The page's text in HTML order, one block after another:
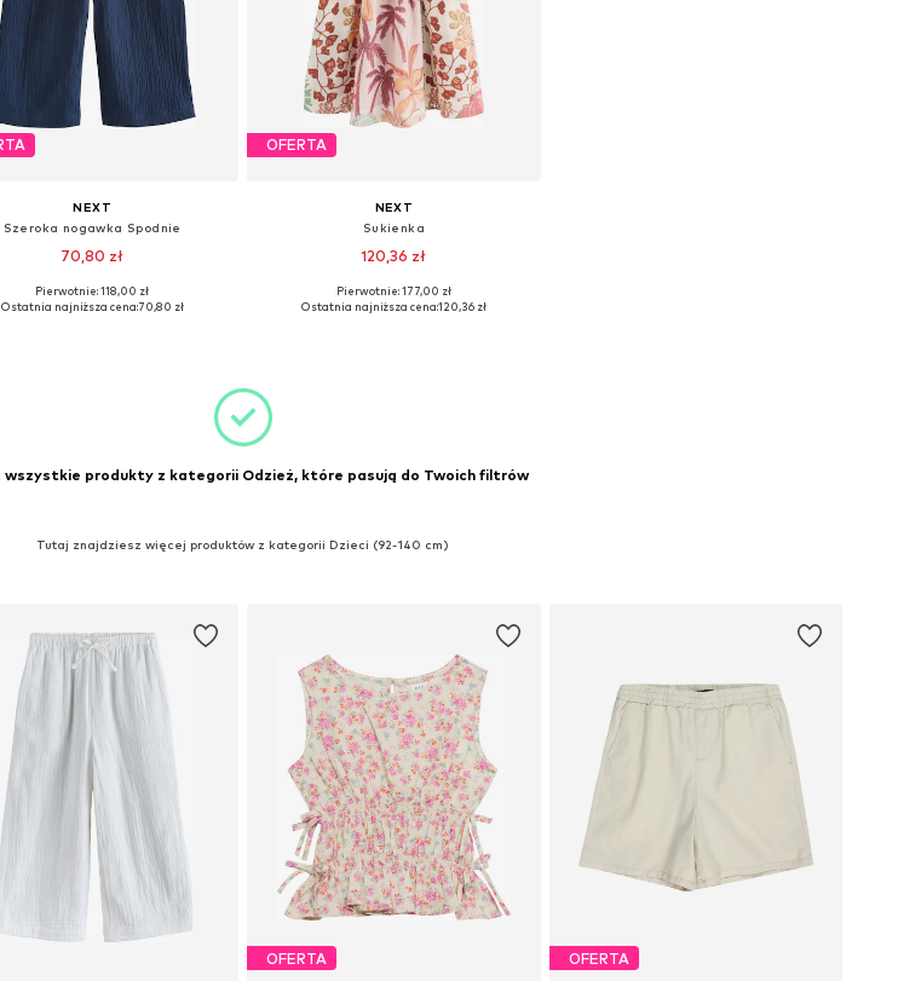
NEXT
Szeroka nogawka Spodnie
70,80 zł
Dostępne rozmiary: 122
Pierwotnie: 118,00 zł
Ostatnia najniższa cena:70,80 zł
OFERTA
NEXT
Sukienka
120,36 zł
Dostępne rozmiary: 146
Pierwotnie: 177,00 zł
Ostatnia najniższa cena:120,36 zł
wszystkie produkty z kategorii Odzież, które pasują do Twoich filtrów
Tutaj znajdziesz więcej produktów z kategorii Dzieci (92-140 cm)
OFERTA OFERTA